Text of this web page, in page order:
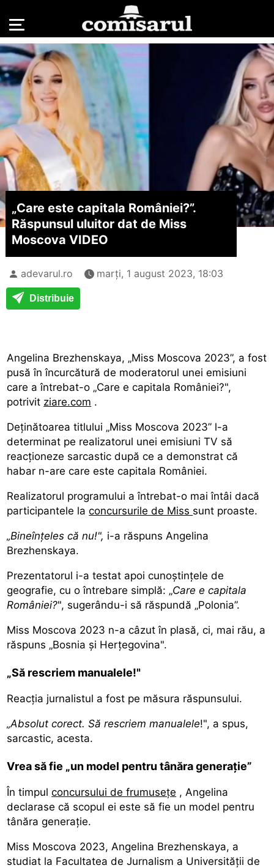
„Care este capitala României?”.
Răspunsul uluitor dat de Miss
Moscova VIDEO
adevarul.ro marți, 1 august 2023, 18:03
Distribuie
Angelina Brezhenskaya, „Miss Moscova 2023”, a fost
pusă în încurcătură de moderatorul unei emisiuni
care a întrebat-o „Care e capitala României?",
potrivit ziare.com .
Deținătoarea titlului „Miss Moscova 2023” l-a
determinat pe realizatorul unei emisiuni TV să
reacționeze sarcastic după ce a demonstrat că
habar n-are care este capitala României.
Realizatorul programului a întrebat-o mai întâi dacă
participantele laconcursurile de Miss sunt proaste.
„Bineînțeles că nu!", i-a răspuns Angelina
Brezhenskaya.
Prezentatorul i-a testat apoi cunoștințele de
geografie, cu o întrebare simplă: „Care e capitala
României?", sugerându-i să răspundă „Polonia”.
Miss Moscova 2023 n-a câzut în plasă, ci, mai rău, a
răspuns „Bosnia și Herțegovina".
„Să rescriem manualele!"
Reacția jurnalistul a fost pe măsura răspunsului.
„Absolut corect. Să rescriem manualele!", a spus,
sarcastic, acesta.
Vrea să fie „un model pentru tânăra generație”
În timpulconcursului de frumusețe , Angelina
declarase că scopul ei este să fie un model pentru
tânăra generație.
Miss Moscova 2023, Angelina Brezhenskaya, a
studiat la Facultatea de Jurnalism a Universității de